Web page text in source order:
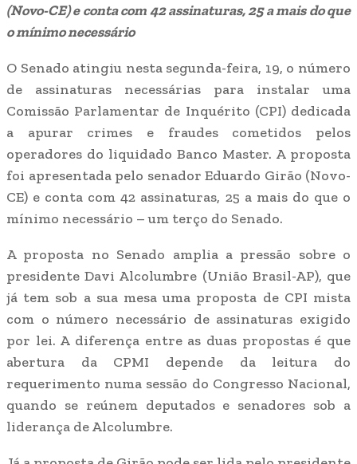
(Novo-CE) e conta com 42 assinaturas, 25 a mais do que
o mínimo necessário
O Senado atingiu nesta segunda-feira, 19, o número
de assinaturas necessárias para instalar uma
Comissão Parlamentar de Inquérito (CPI) dedicada
a apurar crimes e fraudes cometidos pelos
operadores do liquidado Banco Master. A proposta
foi apresentada pelo senador Eduardo Girão (Novo-
CE) e conta com 42 assinaturas, 25 a mais do que o
mínimo necessário – um terço do Senado.
A proposta no Senado amplia a pressão sobre o
presidente Davi Alcolumbre (União Brasil-AP), que
já tem sob a sua mesa uma proposta de CPI mista
com o número necessário de assinaturas exigido
por lei. A diferença entre as duas propostas é que
abertura da CPMI depende da leitura do
requerimento numa sessão do Congresso Nacional,
quando se reúnem deputados e senadores sob a
liderança de Alcolumbre.